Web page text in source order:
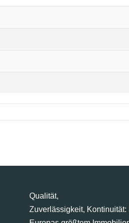
Qualität,
Zuverlässigkeit, Kontinuität: